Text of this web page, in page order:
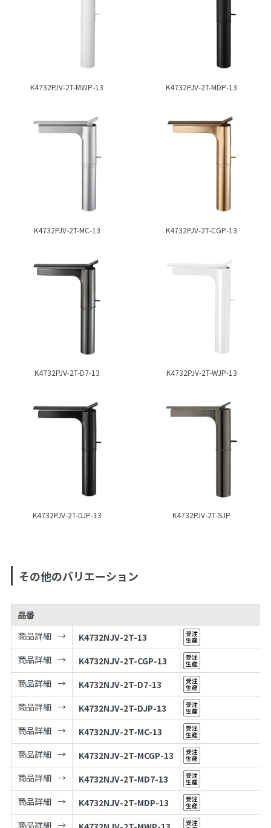
K4732PJV-2T-MWP-13 K4732PJV-2T-MDP-13
K4732PJV-2T-MC-13 K4732PJV-2T-CGP-13
K4732PJV-2T-D7-13 K4732PJV-2T-WJP-13
K4732PJV-2T-DJP-13 K4732PJV-2T-SJP
その他のバリエーション
品番
商品詳細
K4732NJV-2T-13
商品詳細
K4732NJV-2T-CGP-13
商品詳細
K4732NJV-2T-D7-13
商品詳細
K4732NJV-2T-DJP-13
商品詳細
K4732NJV-2T-MC-13
商品詳細
K4732NJV-2T-MCGP-13
商品詳細
K4732NJV-2T-MD7-13
商品詳細
K4732NJV-2T-MDP-13
商品詳細